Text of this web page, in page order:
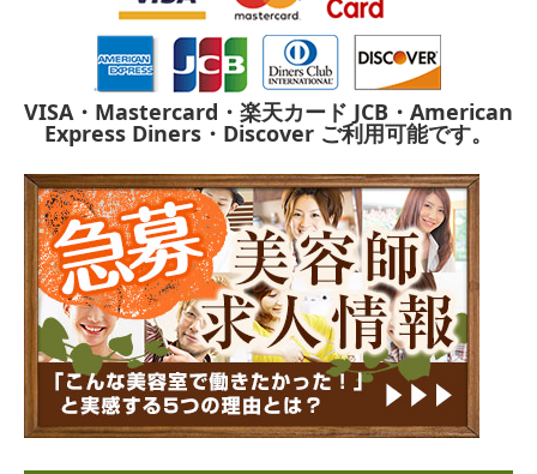
VISA・Mastercard・楽天カード JCB・American
Express Diners・Discover ご利用可能です。